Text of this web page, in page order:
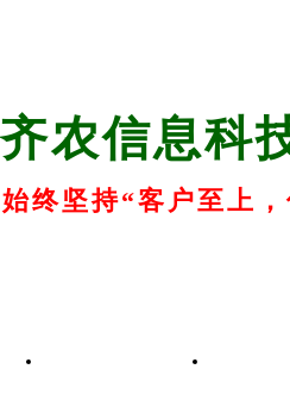
农信息科
终坚持“客户至上